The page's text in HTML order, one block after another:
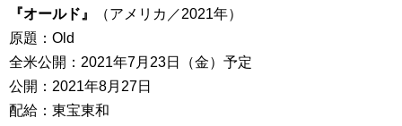
『オールド』
（アメリカ／2021年）
原題：Old
全米公開：2021年7月23日（金）予定
公開：2021年8月27日
配給：東宝東和